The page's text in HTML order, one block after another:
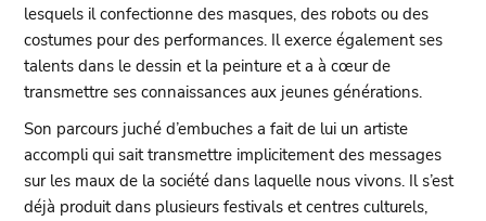
lesquels il confectionne des masques, des robots ou des
costumes pour des performances. Il exerce également ses
talents dans le dessin et la peinture et a à cœur de
transmettre ses connaissances aux jeunes générations.
Son parcours juché d’embuches a fait de lui un artiste
accompli qui sait transmettre implicitement des messages
sur les maux de la société dans laquelle nous vivons. Il s’est
déjà produit dans plusieurs festivals et centres culturels,